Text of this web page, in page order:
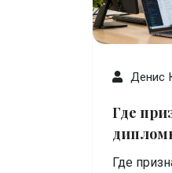
Денис
Где
Где